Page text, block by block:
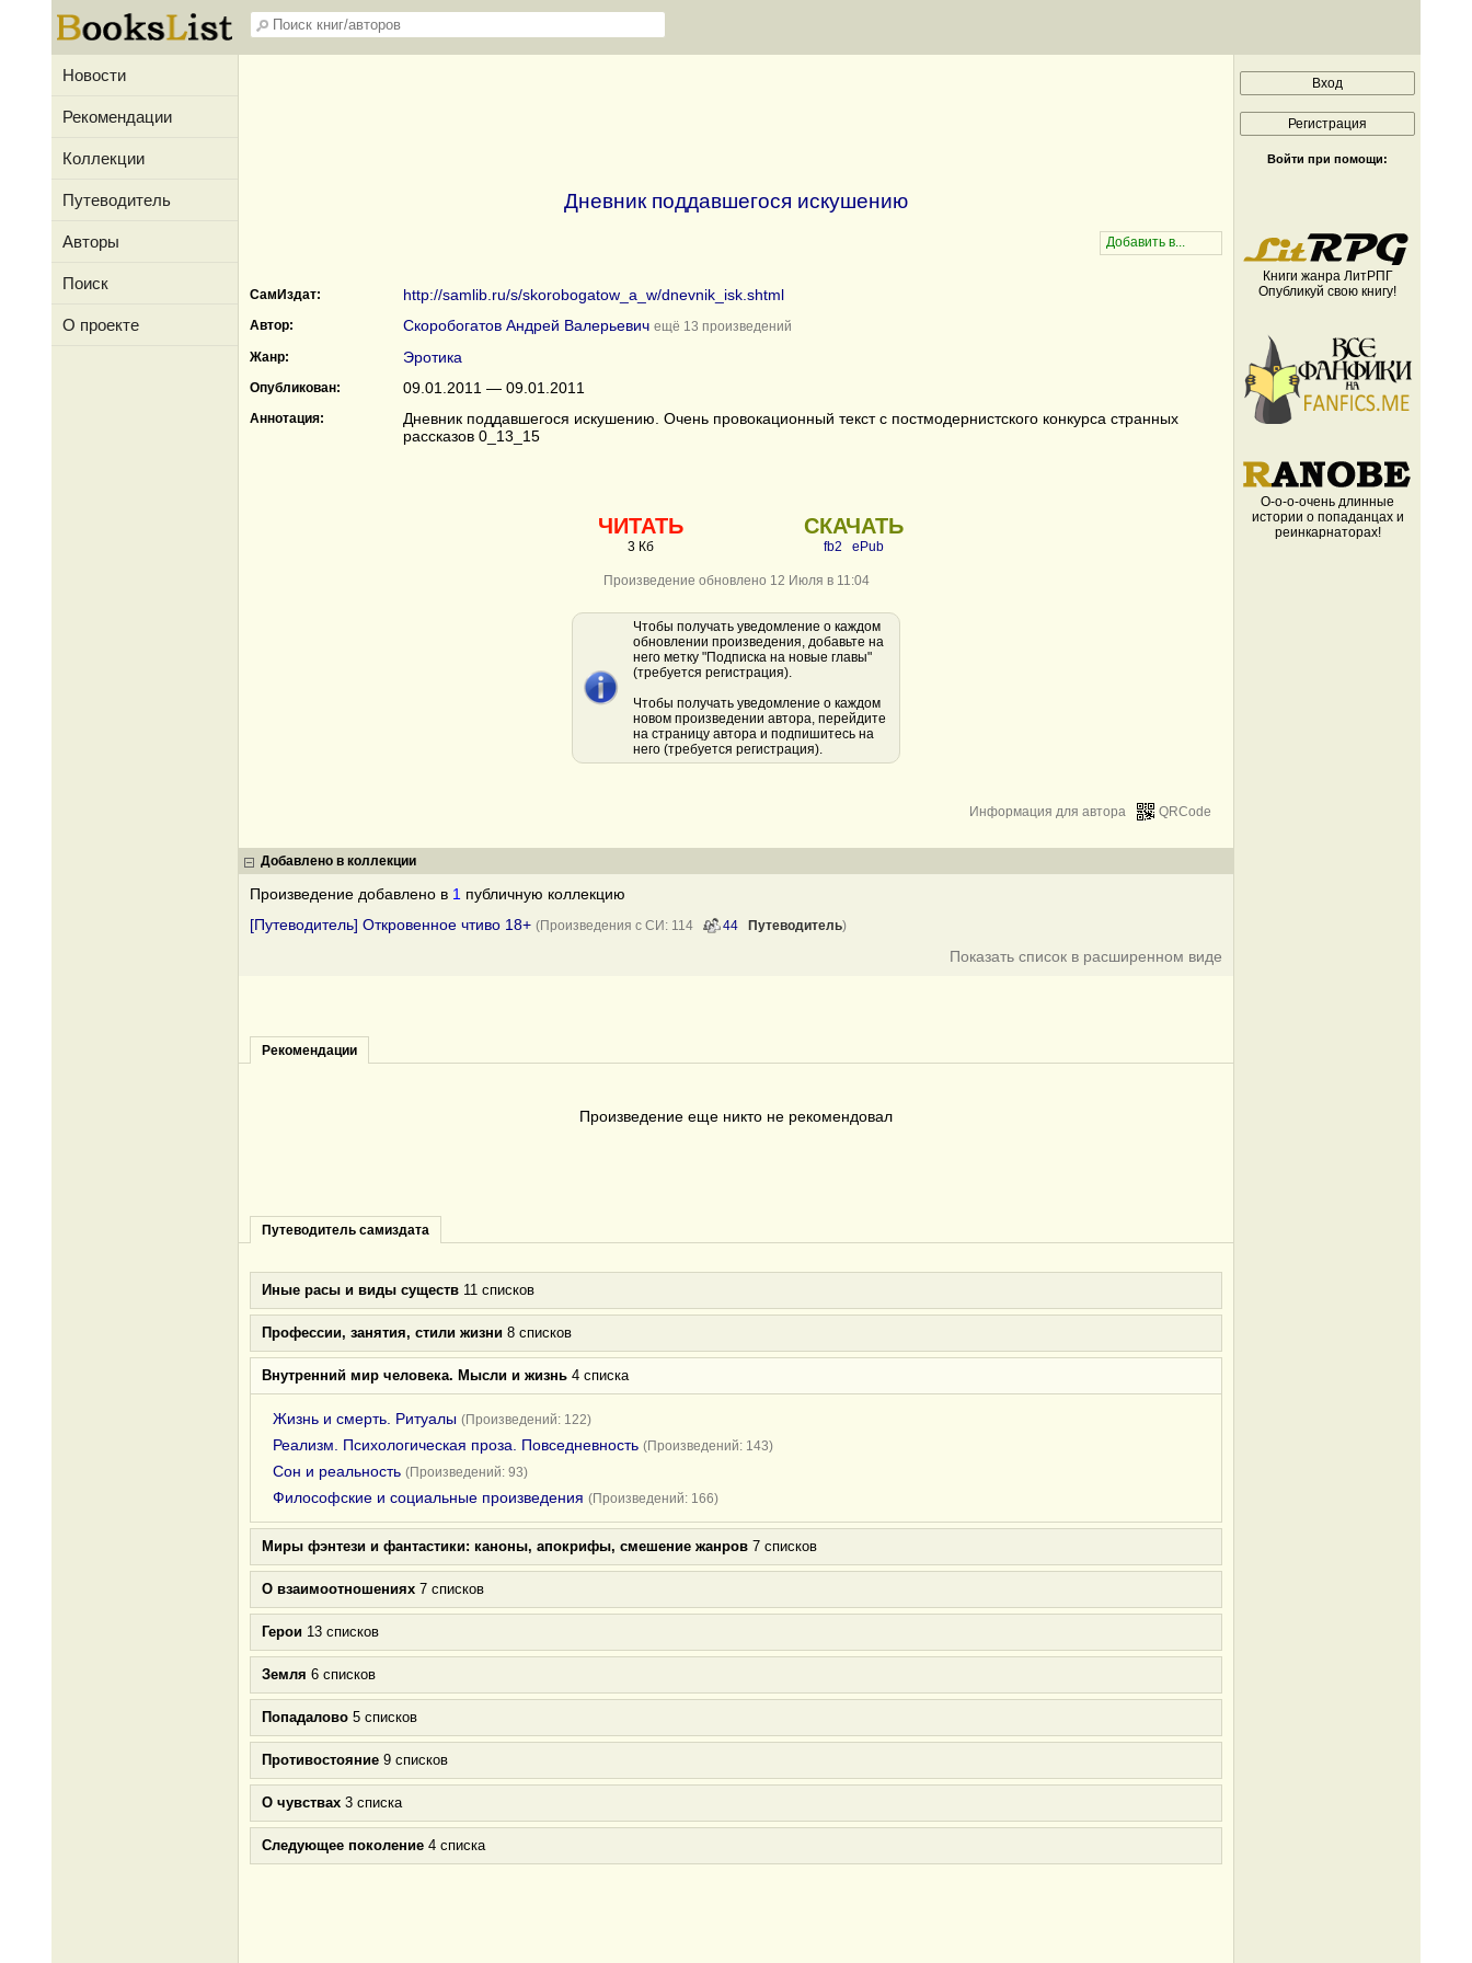
Новости
Рекомендации
Коллекции
Путеводитель
Авторы
Поиск
О проекте
Дневник поддавшегося искушению
СамИздат: http://samlib.ru/s/skorobogatow_a_w/dnevnik_isk.shtml
Автор: Скоробогатов Андрей Валерьевич ещё 13 произведений
Жанр:
Эротика
Опубликован: 09.01.2011 — 09.01.2011
Аннотация:
Дневник поддавшегося искушению. Очень провокационный текст с постмодернистского конкурса странных
рассказов 0_13_15
ЧИТАТЬ
3 Кб
СКАЧАТЬ
fb2 ePub
Произведение обновлено 12 Июля в 11:04
Чтобы получать уведомление о каждом
обновлении произведения, добавьте на
него метку "Подписка на новые главы"
(требуется регистрация).
Чтобы получать уведомление о каждом
новом произведении автора, перейдите
на страницу автора и подпишитесь на
него (требуется регистрация).
QRCode
Информация для автора
Добавлено в коллекции
Произведение добавлено в 1 публичную коллекцию
[Путеводитель] Откровенное чтиво 18+ (Произведения с СИ: 114 44 Путеводитель)
Показать список в расширенном виде
Рекомендации
Произведение еще никто не рекомендовал
Путеводитель самиздата
Иные расы и виды существ 11 списков
Профессии, занятия, стили жизни 8 списков
Внутренний мир человека. Мысли и жизнь 4 списка
Жизнь и смерть. Ритуалы (Произведений: 122)
Реализм. Психологическая проза. Повседневность (Произведений: 143)
Сон и реальность (Произведений: 93)
Философские и социальные произведения (Произведений: 166)
Миры фэнтези и фантастики: каноны, апокрифы, смешение жанров 7 списков
О взаимоотношениях 7 списков
Герои 13 списков
Земля 6 списков
Попадалово 5 списков
Противостояние 9 списков
О чувствах 3 списка
Следующее поколение 4 списка
Войти при помощи:
Книги жанра ЛитРПГ
Опубликуй свою книгу!
О-о-о-очень длинные
истории о попаданцах и
реинкарнаторах!